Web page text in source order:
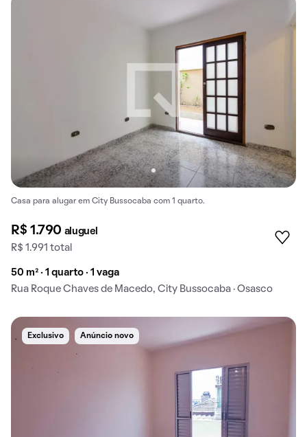
Casa para alugar em City Bussocaba com 1 quarto.
R$ 1.790 aluguel
R$ 1.991 total
50 m² · 1 quarto · 1 vaga
Rua Roque Chaves de Macedo, City Bussocaba · Osasco
Exclusivo Anúncio novo